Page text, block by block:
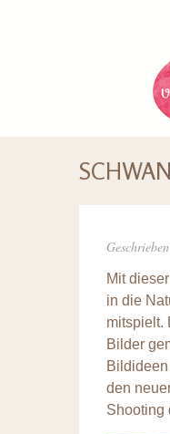
Mit
in die
mitspielt.
Bilder
den
Shooting